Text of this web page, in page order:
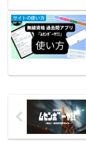
サイトの使い方